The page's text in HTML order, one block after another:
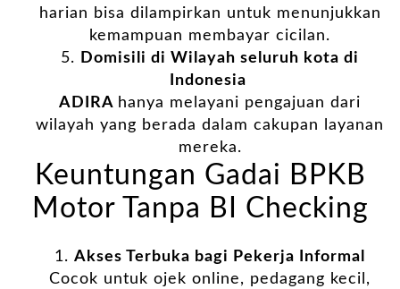
harian bisa dilampirkan untuk menunjukkan
kemampuan membayar cicilan.
Domisili di Wilayah seluruh kota di
Indonesia
ADIRA hanya melayani pengajuan dari
wilayah yang berada dalam cakupan layanan
mereka.
Keuntungan Gadai BPKB
Motor Tanpa BI Checking
Akses Terbuka bagi Pekerja Informal
Cocok untuk ojek online, pedagang kecil,